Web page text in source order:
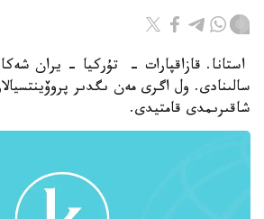
استانا. قازاقپارات - تۇركيا - يران
شاقىرىمدى قامتيدى.